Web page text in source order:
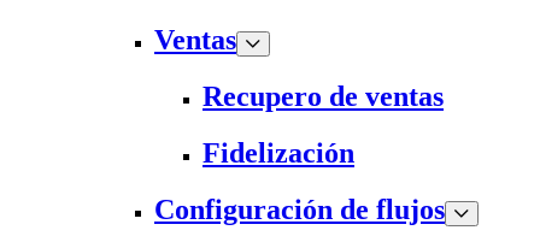
Ventas
Recupero de ventas
Fidelización
Configuración de flujos